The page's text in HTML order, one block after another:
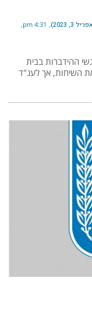
2023)
4:31 pm
ההידברות בבית
השיחות, אך לענ"ד